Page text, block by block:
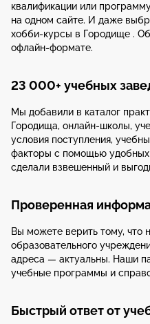
квалификации или
на одном сайте. И даже
хобби-курсы в Городище .
офлайн-формате.
23 000+ учебных
Мы добавили в каталог
Городища, онлайн-школы,
условия поступления,
факторы с помощью
сделали взвешенный и
Проверенная
Вы можете верить тому, что
образовательного
адреса — актуальны. Наши
учебные программы и
Быстрый ответ от